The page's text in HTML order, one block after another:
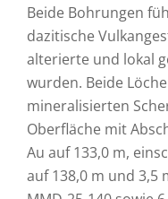
Beide Bohrungen
dazitische
alterierte und lokal
wurden. Beide
mineralisierten
Oberfläche mit
Au auf 133,0 m,
auf 138,0 m und 3,5